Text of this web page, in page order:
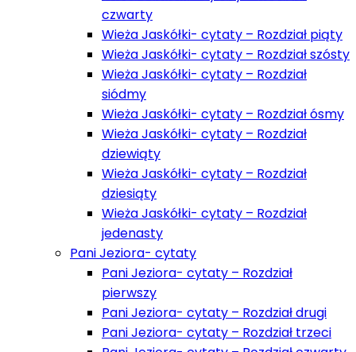
czwarty
Wieża Jaskółki- cytaty – Rozdział piąty
Wieża Jaskółki- cytaty – Rozdział szósty
Wieża Jaskółki- cytaty – Rozdział
siódmy
Wieża Jaskółki- cytaty – Rozdział ósmy
Wieża Jaskółki- cytaty – Rozdział
dziewiąty
Wieża Jaskółki- cytaty – Rozdział
dziesiąty
Wieża Jaskółki- cytaty – Rozdział
jedenasty
Pani Jeziora- cytaty
Pani Jeziora- cytaty – Rozdział
pierwszy
Pani Jeziora- cytaty – Rozdział drugi
Pani Jeziora- cytaty – Rozdział trzeci